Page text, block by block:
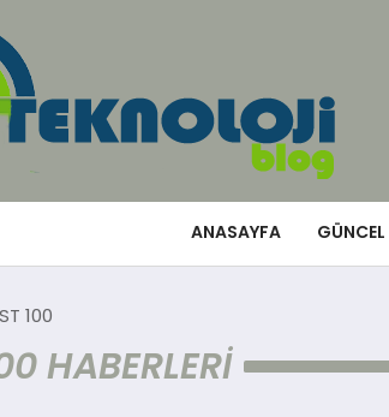
ANASAYFA GÜNCEL
100
HABERLERI